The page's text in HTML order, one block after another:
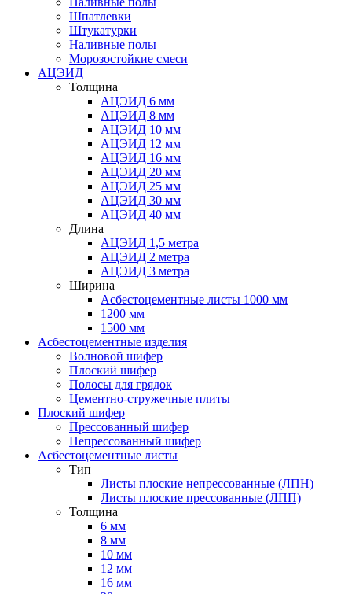
Шпатлевки
Штукатурки
Наливные полы
Морозостойкие смеси
АЦЭИД
Толщина
АЦЭИД 6 мм
АЦЭИД 8 мм
АЦЭИД 10 мм
АЦЭИД 12 мм
АЦЭИД 16 мм
АЦЭИД 20 мм
АЦЭИД 25 мм
АЦЭИД 30 мм
АЦЭИД 40 мм
Длина
АЦЭИД 1,5 метра
АЦЭИД 2 метра
АЦЭИД 3 метра
Ширина
Асбестоцементные листы 1000 мм
1200 мм
1500 мм
Асбестоцементные изделия
Волновой шифер
Плоский шифер
Полосы для грядок
Цементно-стружечные плиты
Плоский шифер
Прессованный шифер
Непрессованный шифер
Асбестоцементные листы
Тип
Листы плоские непрессованные (ЛПН)
Листы плоские прессованные (ЛПП)
Толщина
6 мм
8 мм
10 мм
12 мм
16 мм